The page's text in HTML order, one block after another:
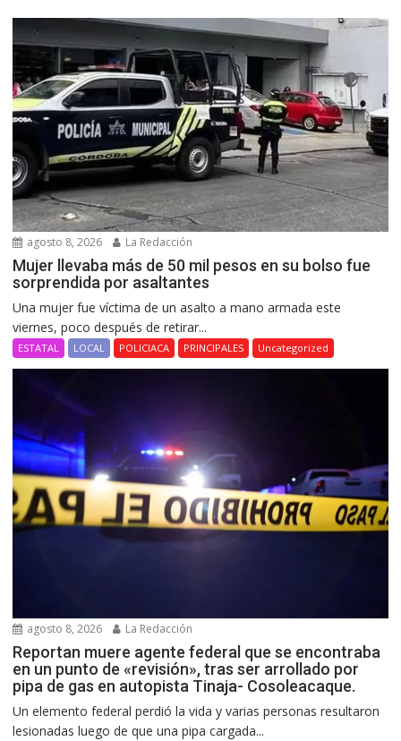
agosto 8, 2026 La Redacción
Mujer llevaba más de 50 mil pesos en su bolso fue
sorprendida por asaltantes
Una mujer fue víctima de un asalto a mano armada este
viernes, poco después de retirar...
ESTATAL LOCAL POLICIACA PRINCIPALES Uncategorized
agosto 8, 2026 La Redacción
Reportan muere agente federal que se encontraba
en un punto de «revisión», tras ser arrollado por
pipa de gas en autopista Tinaja- Cosoleacaque.
Un elemento federal perdió la vida y varias personas resultaron
lesionadas luego de que una pipa cargada...